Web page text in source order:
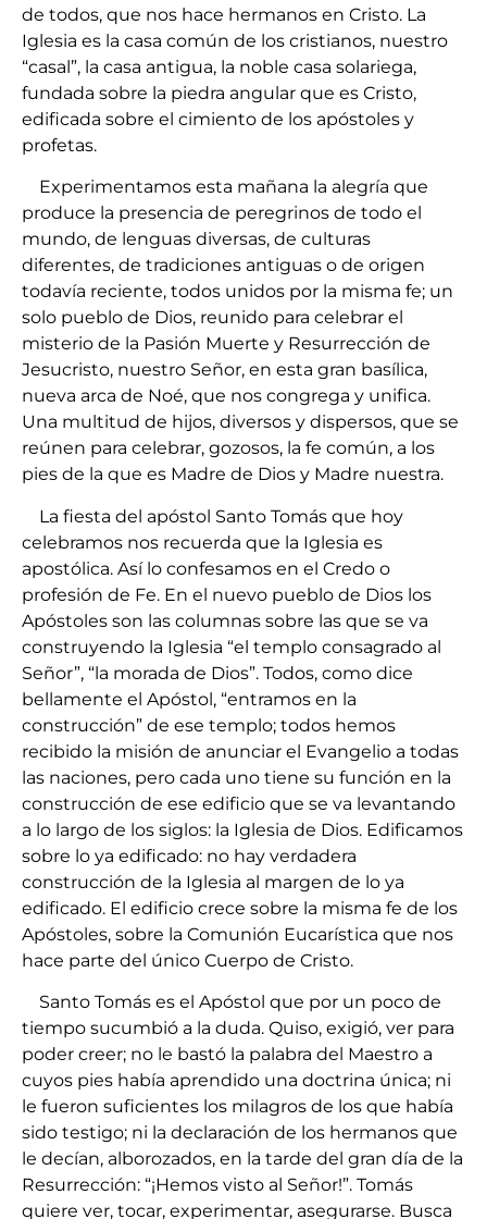
de todos, que nos hace hermanos en Cristo. La
Iglesia es la casa común de los cristianos, nuestro
“casal”, la casa antigua, la noble casa solariega,
fundada sobre la piedra angular que es Cristo,
edificada sobre el cimiento de los apóstoles y
profetas.
Experimentamos esta mañana la alegría que
produce la presencia de peregrinos de todo el
mundo, de lenguas diversas, de culturas
diferentes, de tradiciones antiguas o de origen
todavía reciente, todos unidos por la misma fe; un
solo pueblo de Dios, reunido para celebrar el
misterio de la Pasión Muerte y Resurrección de
Jesucristo, nuestro Señor, en esta gran basílica,
nueva arca de Noé, que nos congrega y unifica.
Una multitud de hijos, diversos y dispersos, que se
reúnen para celebrar, gozosos, la fe común, a los
pies de la que es Madre de Dios y Madre nuestra.
La fiesta del apóstol Santo Tomás que hoy
celebramos nos recuerda que la Iglesia es
apostólica. Así lo confesamos en el Credo o
profesión de Fe. En el nuevo pueblo de Dios los
Apóstoles son las columnas sobre las que se va
construyendo la Iglesia “el templo consagrado al
Señor”, “la morada de Dios”. Todos, como dice
bellamente el Apóstol, “entramos en la
construcción” de ese templo; todos hemos
recibido la misión de anunciar el Evangelio a todas
las naciones, pero cada uno tiene su función en la
construcción de ese edificio que se va levantando
a lo largo de los siglos: la Iglesia de Dios. Edificamos
sobre lo ya edificado: no hay verdadera
construcción de la Iglesia al margen de lo ya
edificado. El edificio crece sobre la misma fe de los
Apóstoles, sobre la Comunión Eucarística que nos
hace parte del único Cuerpo de Cristo.
Santo Tomás es el Apóstol que por un poco de
tiempo sucumbió a la duda. Quiso, exigió, ver para
poder creer; no le bastó la palabra del Maestro a
cuyos pies había aprendido una doctrina única; ni
le fueron suficientes los milagros de los que había
sido testigo; ni la declaración de los hermanos que
le decían, alborozados, en la tarde del gran día de la
Resurrección: “¡Hemos visto al Señor!”. Tomás
quiere ver, tocar, experimentar, asegurarse. Busca